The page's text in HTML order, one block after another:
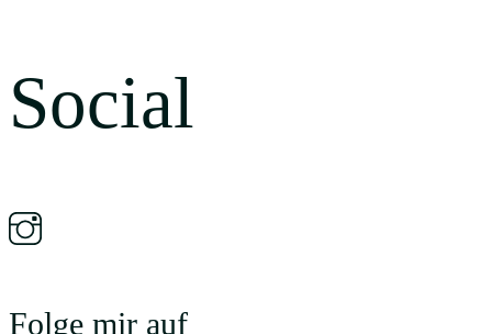
Social
Folge mir auf